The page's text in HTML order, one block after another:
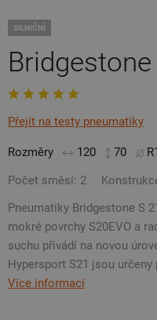
SILNIČNÍ
Bridgestone
Přejít na testy pneumatiky
Rozměry 120 70
Počet směsí: 2
Pneumatiky Bridgestone S
mokré povrchy S20EVO a
suchu přivádí na novou
Hypersport S21 jsou určeny
Více informací